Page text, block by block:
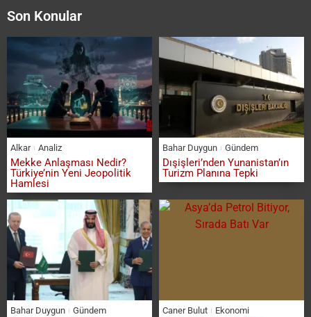
Son Konular
Alkar Analiz
Mekke Anlaşması Nedir?
Türkiye’nin Yeni Jeopolitik
Hamlesi
Bahar Duygun Gündem
Dışişleri’nden Yunanistan’ın
Turizm Planına Tepki
Bahar Duygun Gündem Caner Bulut Ekonomi